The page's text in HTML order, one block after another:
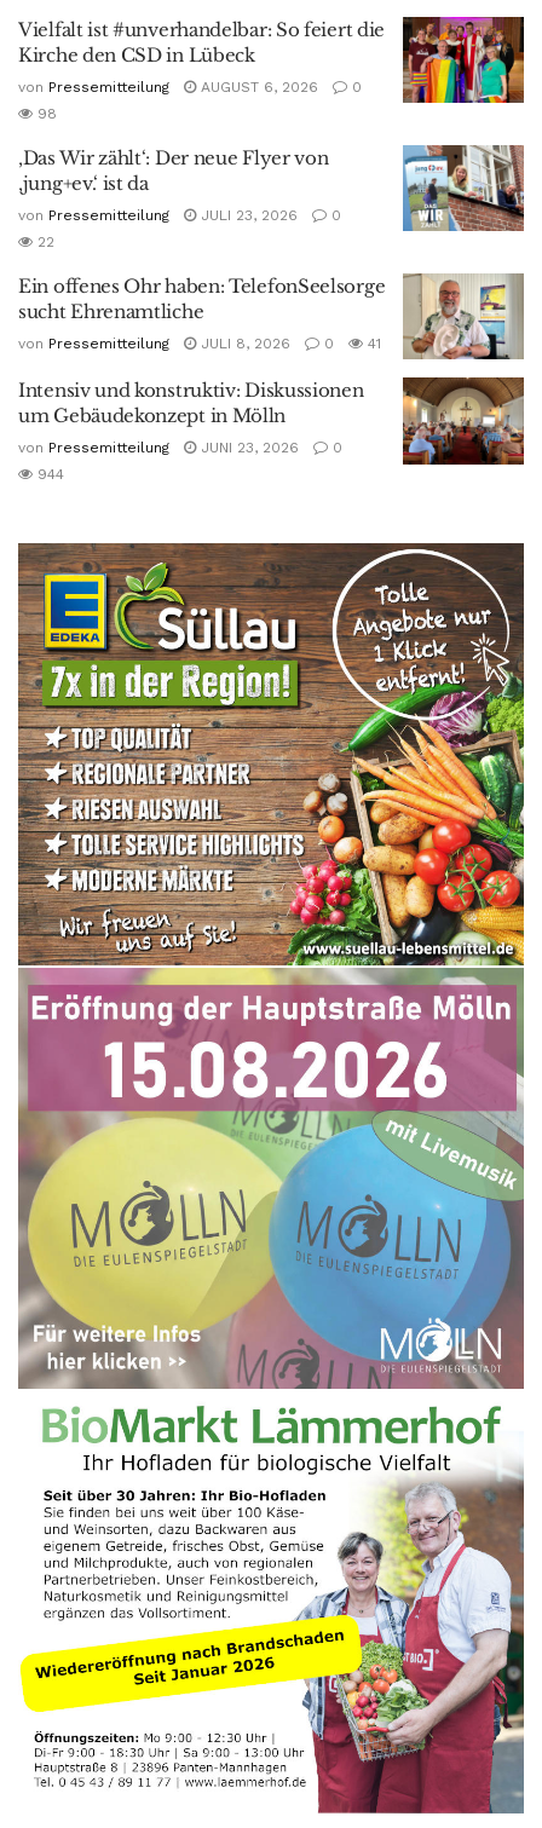
Vielfalt ist #unverhandelbar: So feiert die
Kirche den CSD in Lübeck
von Pressemitteilung AUGUST 6, 2026
0
98
‚Das Wir zählt‘: Der neue Flyer von
‚jung+ev.‘ ist da
von Pressemitteilung JULI 23, 2026
0
22
Ein offenes Ohr haben: TelefonSeelsorge
sucht Ehrenamtliche
von Pressemitteilung JULI 8, 2026 0 41
Intensiv und konstruktiv: Diskussionen
um Gebäudekonzept in Mölln
von Pressemitteilung JUNI 23, 2026
0
944